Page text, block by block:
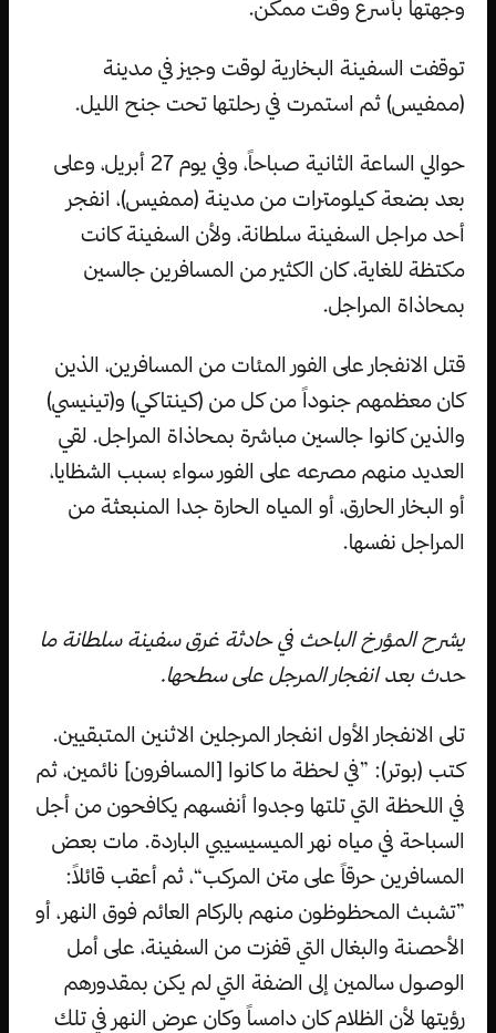
وجهتها بأسرع وقت ممكن.
توقفت السفينة البخارية لوقت وجيز في مدينة
(ممفيس) ثم استمرت في رحلتها تحت جنح الليل.
حوالي الساعة الثانية صباحاً، وفي يوم 27 أبريل، وعلى
بعد بضعة كيلومترات من مدينة (ممفيس)، انفجر
أحد مراجل السفينة سلطانة، ولأن السفينة كانت
مكتظة للغاية، كان الكثير من المسافرين جالسين
بمحاذاة المراجل.
قتل الانفجار على الفور المئات من المسافرين، الذين
كان معظمهم جنوداً من كل من (كينتاكي) و(تينيسي)
والذين كانوا جالسين مباشرة بمحاذاة المراجل. لقي
العديد منهم مصرعه على الفور سواء بسبب الشظايا،
أو البخار الحارق، أو المياه الحارة جدا المنبعثة من
المراجل نفسها.
يشرح المؤرخ الباحث في حادثة غرق سفينة سلطانة ما
حدث بعد انفجار المرجل على سطحها.
تلى الانفجار الأول انفجار المرجلين الاثنين المتبقيين.
كتب (بوتر): ”في لحظة ما كانوا [المسافرون] نائمين، ثم
في اللحظة التي تلتها وجدوا أنفسهم يكافحون من أجل
السباحة في مياه نهر الميسيسيبي الباردة. مات بعض
المسافرين حرقاً على متن المركب“، ثم أعقب قائلاً:
”تشبث المحظوظون منهم بالركام العائم فوق النهر، أو
الأحصنة والبغال التي قفزت من السفينة، على أمل
الوصول سالمين إلى الضفة التي لم يكن بمقدورهم
رؤيتها لأن الظلام كان دامساً وكان عرض النهر في تلك